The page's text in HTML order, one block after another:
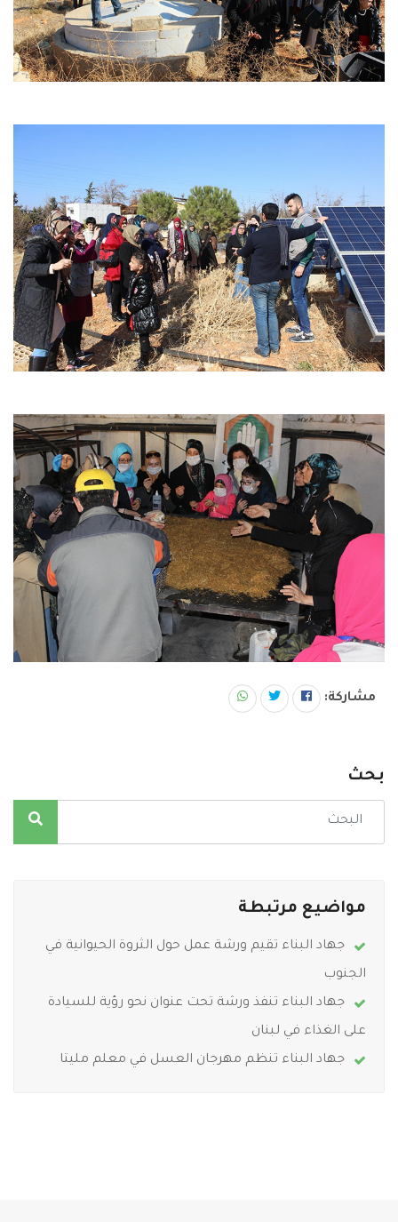
مشاركة:
بحث
مواضيع مرتبطة
جهاد البناء تقيم ورشة عمل حول الثروة الحيوانية في
الجنوب
جهاد البناء تنفذ ورشة تحت عنوان نحو رؤية للسيادة
على الغذاء في لبنان
جهاد البناء تنظم مهرجان العسل في معلم مليتا